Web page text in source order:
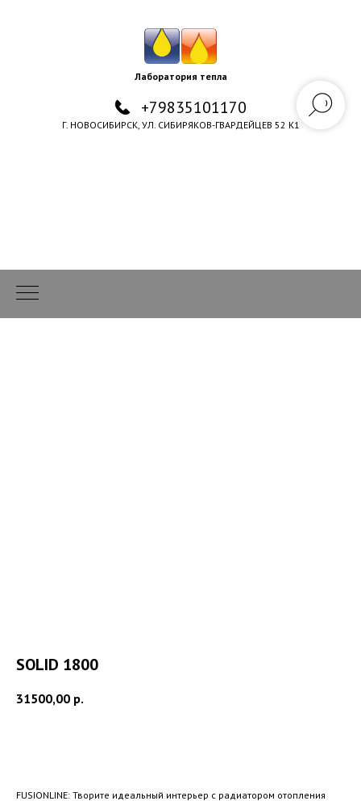
Лаборатория тепла
+79835101170
Г. НОВОСИБИРСК, УЛ. СИБИРЯКОВ-ГВАРДЕЙЦЕВ 52 К1
SOLID 1800
31500,00 р.
FUSIONLINE: Творите идеальный интерьер с радиатором отопления